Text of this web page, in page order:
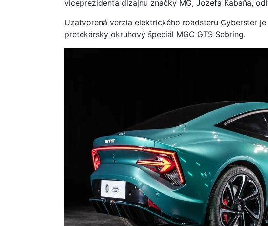
viceprezidenta dizajnu značky MG, Jozefa Kabaňa,
Uzatvorená verzia elektrického roadsteru Cyberster
pretekársky okruhový špeciál MGC GTS Sebring.